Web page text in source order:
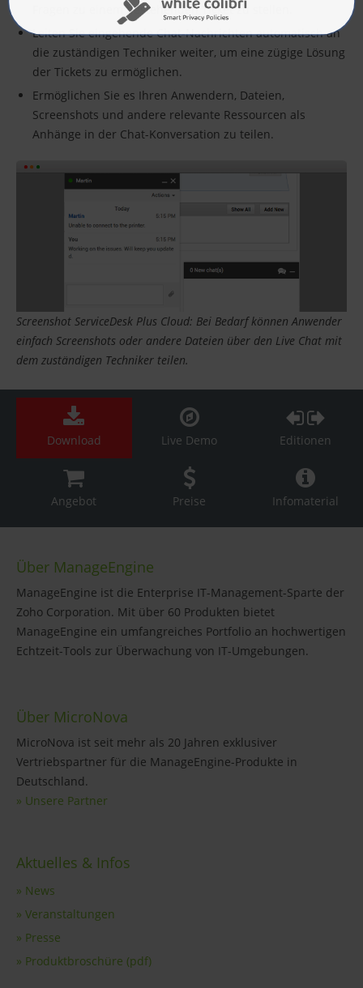
Fragen zu einem bestehenden Ticket zu stellen.
Leiten Sie eingehende Chat-Nachrichten automatisch an
die zuständigen Techniker weiter, um eine zügige Lösung
der Tickets zu ermöglichen.
Ermöglichen Sie es Ihren Anwendern, Dateien,
Screenshots und andere relevante Ressourcen als
Anhänge in der Chat-Konversation zu teilen.
Screenshot ServiceDesk Plus Cloud: Bei Bedarf können Anwender
einfach Screenshots oder andere Dateien über den Live Chat mit
dem zuständigen Techniker teilen.
Download Live Demo Editionen
Angebot Preise Infomaterial
Über ManageEngine
ManageEngine ist die Enterprise IT-Management-Sparte der
Zoho Corporation. Mit über 60 Produkten bietet
ManageEngine ein umfangreiches Portfolio an hochwertigen
Echtzeit-Tools zur Überwachung von IT-Umgebungen.
Über MicroNova
MicroNova ist seit mehr als 20 Jahren exklusiver
Vertriebspartner für die ManageEngine-Produkte in
Deutschland.
» Unsere Partner
Aktuelles & Infos
» News
» Veranstaltungen
» Presse
» Produktbroschüre (pdf)